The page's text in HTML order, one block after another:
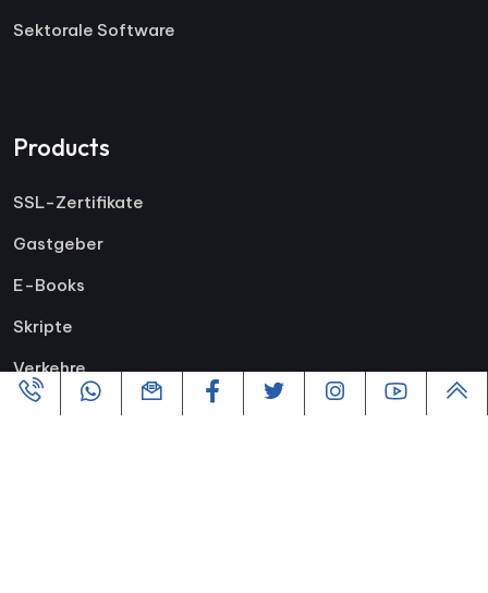
Sektorale Software
Products
SSL-Zertifikate
Gastgeber
E-Books
Skripte
Verkehre